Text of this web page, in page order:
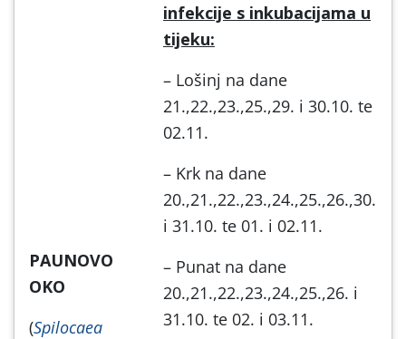
PAUNOVO
OKO
(Spilocaea
infekcije s inkubacijama u
tijeku:
– Lošinj na dane
21.,22.,23.,25.,29. i 30.10. te
02.11.
– Krk na dane
20.,21.,22.,23.,24.,25.,26.,30.
i 31.10. te 01. i 02.11.
– Punat na dane
20.,21.,22.,23.,24.,25.,26. i
31.10. te 02. i 03.11.